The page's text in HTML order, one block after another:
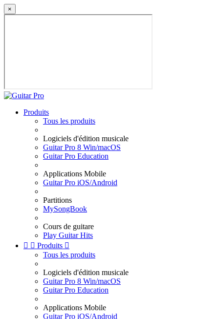
×
Produits
Tous les produits
Logiciels d'édition musicale
Guitar Pro 8 Win/macOS
Guitar Pro Education
Applications Mobile
Guitar Pro iOS/Android
Partitions
MySongBook
Cours de guitare
Play Guitar Hits
  Produits 
Tous les produits
Logiciels d'édition musicale
Guitar Pro 8 Win/macOS
Guitar Pro Education
Applications Mobile
Guitar Pro iOS/Android